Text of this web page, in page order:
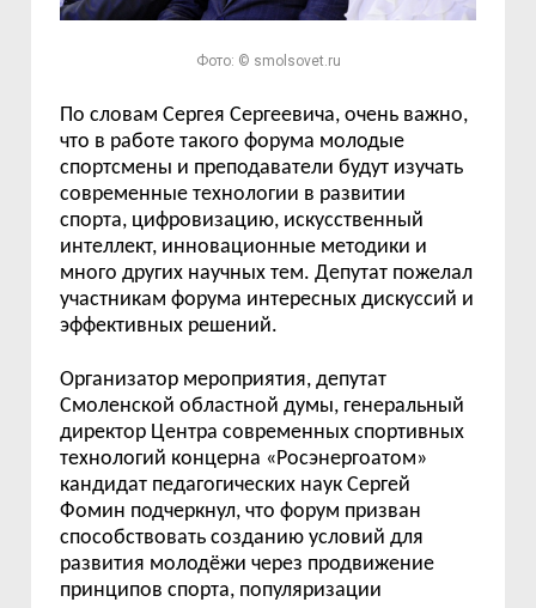
Фото: © smolsovet.ru
По словам Сергея Сергеевича, очень важно,
что в работе такого форума молодые
спортсмены и преподаватели будут изучать
современные технологии в развитии
спорта, цифровизацию, искусственный
интеллект, инновационные методики и
много других научных тем. Депутат пожелал
участникам форума интересных дискуссий и
эффективных решений.
Организатор мероприятия, депутат
Смоленской областной думы, генеральный
директор Центра современных спортивных
технологий концерна «Росэнергоатом»
кандидат педагогических наук Сергей
Фомин подчеркнул, что форум призван
способствовать созданию условий для
развития молодёжи через продвижение
принципов спорта, популяризации